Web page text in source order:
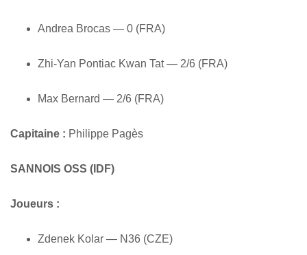
Andrea Brocas — 0 (FRA)
Zhi-Yan Pontiac Kwan Tat — 2/6 (FRA)
Max Bernard — 2/6 (FRA)
Capitaine : Philippe Pagès
SANNOIS OSS (IDF)
Joueurs :
Zdenek Kolar — N36 (CZE)